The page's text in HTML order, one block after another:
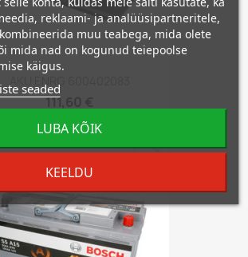
111,60 €
reklaami- ja analüüsipartneritele,
muu teabega, mida olete
mida nad on kogunud teiepoolse
käigus.
seaded
KEELDU
LUBA KÕIK